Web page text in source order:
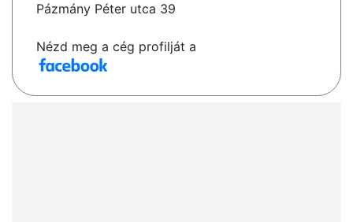
Pázmány Péter utca 39
Nézd meg a cég profilját a